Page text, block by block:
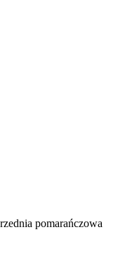
pomarańczowa